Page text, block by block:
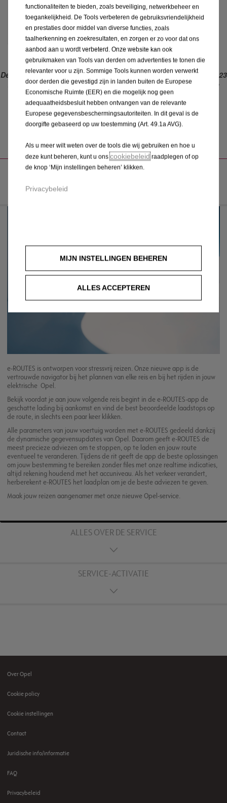
,00€
/jaar
Deze aanbieding geldt alleen voor voertuigen die vóór 1 Mei 2023
zijn besteld. Voor voertuigen besteld vanaf 1 Mei 2023, zie de
Connect ONE en Connect PLUS aanbiedingen.
JOUW ELEKTRISCHE COPILOOT
e-ROUTES is ontworpen voor stressvrij reizen. Onze nieuwe app is de
vertrouwde navigator bij het plannen van elke reis en bij het rijden in jouw
elektrische Opel.
Bekijk voordat je aan jouw volgende reis begint in de e-ROUTES-app de
geschatte lading bij aankomst en vind de best beoordeelde laadstops op
de route, in slechts een paar keer klikken.
Alle parameters van jouw voertuig worden met e-ROUTES gedeeld dankzij
de dynamische gegevensupdates van Opel. Daarom geeft e-ROUTES de
meest precieze adviezen om te stoppen, op te laden en jouw route
eventueel te veranderen. Tijdens de rit geeft de app de beste oplossingen
om jouw bestemming te bereiken zonder files met onze realtime indicaties,
altijd rekening houdend met het accuniveau. Als het verkeer verandert,
herberekent e-ROUTES het laadplan om je de beste adviezen te geven.
Maak jouw reizen aangenamer met onze nieuwe Opel-service.
ALLES OVER DE SERVICE
SERVICE-ACTIVATIE
Footer
menu
Over Opel
Cookie policy
Cookie instellingen
Contact
Juridische info/informatie
FAQ
Privacybeleid
functionaliteiten te bieden, zoals beveiliging, netwerkbeheer en
toegankelijkheid. De Tools verbeteren de gebruiksvriendelijkheid
en prestaties door middel van diverse functies, zoals
taalherkenning en zoekresultaten, en zorgen er zo voor dat ons
aanbod aan u wordt verbeterd. Onze website kan ook
gebruikmaken van Tools van derden om advertenties te tonen die
relevanter voor u zijn. Sommige Tools kunnen worden verwerkt
door derden die gevestigd zijn in landen buiten de Europese
Economische Ruimte (EER) en die mogelijk nog geen
adequaatheidsbesluit hebben ontvangen van de relevante
Europese gegevensbeschermingsautoriteiten. In dit geval is de
doorgifte gebaseerd op uw toestemming (Art. 49.1a AVG).
Als u meer wilt weten over de tools die wij gebruiken en hoe u
deze kunt beheren, kunt u ons cookiebeleid raadplegen of op
de knop ‘Mijn instellingen beheren’ klikken.
Privacybeleid
MIJN INSTELLINGEN BEHEREN
ALLES ACCEPTEREN